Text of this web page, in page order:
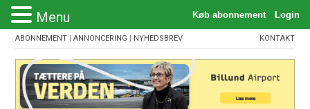
ABONNEMENT |ANNONCERING | NYHEDSBREV KONTAKT
Menu